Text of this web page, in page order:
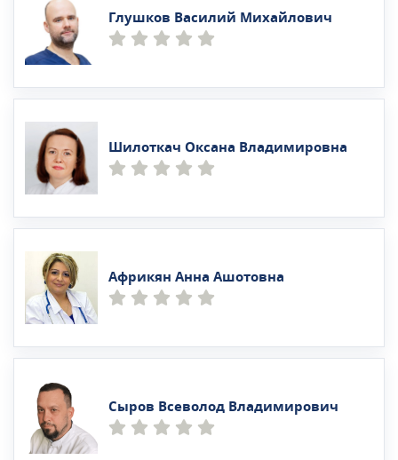
Глушков Василий Михайлович
Шилоткач Оксана Владимировна
Африкян Анна Ашотовна
Сыров Всеволод Владимирович